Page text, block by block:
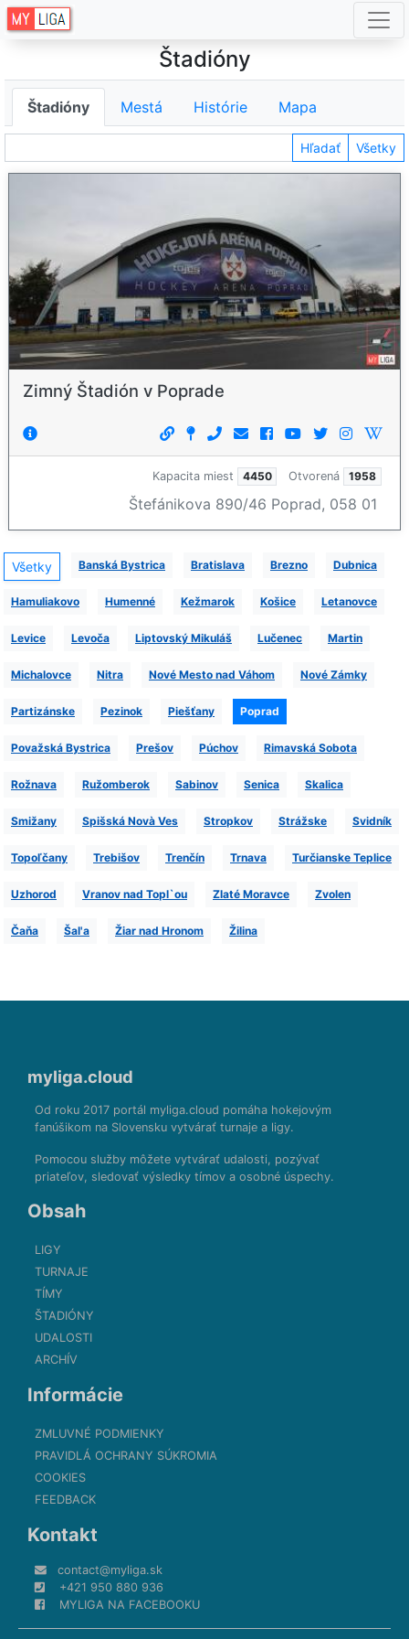
Štadióny
Štadióny Mestá Histórie Mapa
Hľadať Všetky
Zimný Štadión v Poprade
Kapacita miest 4450 Otvorená 1958
Štefánikova 890/46 Poprad, 058 01
Všetky Banská Bystrica Bratislava Brezno Dubnica
Hamuliakovo Humenné Kežmarok Košice Letanovce
Levice Levoča Liptovský Mikuláš Lučenec Martin
Michalovce Nitra Nové Mesto nad Váhom Nové Zámky
Partizánske Pezinok Piešťany Poprad
Považská Bystrica Prešov Púchov Rimavská Sobota
Rožnava Ružomberok Sabinov Senica Skalica
Smižany Spišská Novà Ves Stropkov Strážske Svidník
Topoľčany Trebišov Trenčín Trnava Turčianske Teplice
Uzhorod Vranov nad Topl`ou Zlaté Moravce Zvolen
Čaňa Šal'a Žiar nad Hronom Žilina
myliga.cloud
Od roku 2017 portál myliga.cloud pomáha hokejovým
fanúšikom na Slovensku vytvárať turnaje a ligy.
Pomocou služby môžete vytvárať udalosti, pozývať
priateľov, sledovať výsledky tímov a osobné úspechy.
Obsah
LIGY
TURNAJE
TÍMY
ŠTADIÓNY
UDALOSTI
ARCHÍV
Informácie
ZMLUVNÉ PODMIENKY
PRAVIDLÁ OCHRANY SÚKROMIA
COOKIES
FEEDBACK
Kontakt
contact@myliga.sk
+421 950 880 936
MYLIGA NA FACEBOOKU